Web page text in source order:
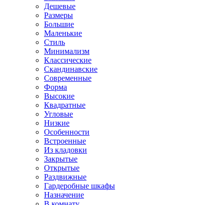
Дешевые
Размеры
Большие
Маленькие
Стиль
Минимализм
Классические
Скандинавские
Современные
Форма
Высокие
Квадратные
Угловые
Низкие
Особенности
Встроенные
Из кладовки
Закрытые
Открытые
Раздвижные
Гардеробные шкафы
Назначение